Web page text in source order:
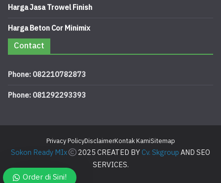
Harga Jasa Trowel Finish
Harga Beton Cor Minimix
Contact
Phone: 082210782873
Phone: 081292293393
Privacy PolicyDisclaimerKontak KamiSitemap
Sokon Ready MIx 2025 CREATED BYCv. SkgroupAND SEO
SERVICES.
Order di Sini!